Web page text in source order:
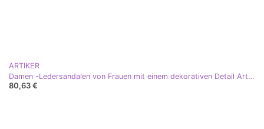
ARTIKER
Damen -Ledersandalen von Frauen mit einem dekorativen Detail Artiker 56C0689 PLN golden
80,63 €